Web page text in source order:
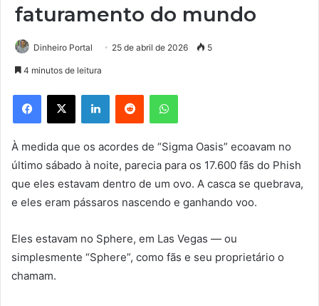
faturamento do mundo
Dinheiro Portal 25 de abril de 2026 5
4 minutos de leitura
Facebook
X LinkedinReddit WhatsApp
À medida que os acordes de “Sigma Oasis” ecoavam no
último sábado à noite, parecia para os 17.600 fãs do Phish
que eles estavam dentro de um ovo. A casca se quebrava,
e eles eram pássaros nascendo e ganhando voo.
Eles estavam no Sphere, em Las Vegas — ou
simplesmente “Sphere”, como fãs e seu proprietário o
chamam.